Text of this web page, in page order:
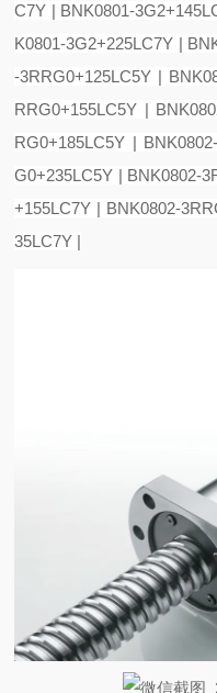
C7Y | BNK0801-
K0801-3G2+225LC7Y |
-3RRG0+125LC5Y |
RRG0+155LC5Y |
RG0+185LC5Y |
G0+235LC5Y | BNK0802-
+155LC7Y | BNK0802-
35LC7Y |